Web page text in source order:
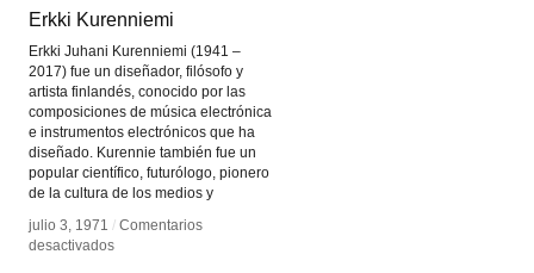
Erkki Kurenniemi
Erkki Juhani Kurenniemi (1941 –
2017) fue un diseñador, filósofo y
artista finlandés, conocido por las
composiciones de música electrónica
e instrumentos electrónicos que ha
diseñado. Kurennie también fue un
popular científico, futurólogo, pionero
de la cultura de los medios y
julio 3, 1971 / Comentarios
desactivadosen
Erkki Kurenniemi
julio 3, 1971 / Comentarios
desactivadosen